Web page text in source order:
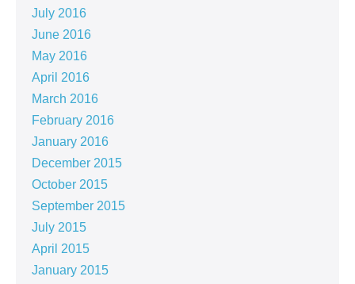
July 2016
June 2016
May 2016
April 2016
March 2016
February 2016
January 2016
December 2015
October 2015
September 2015
July 2015
April 2015
January 2015